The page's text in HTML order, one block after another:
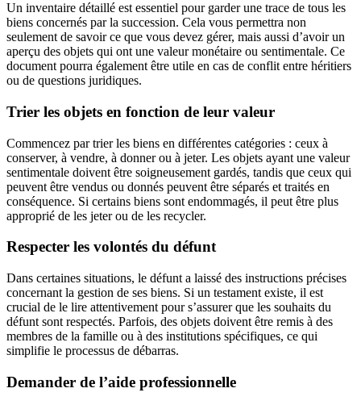
Un inventaire détaillé est essentiel pour garder une trace de tous les
biens concernés par la succession. Cela vous permettra non
seulement de savoir ce que vous devez gérer, mais aussi d’avoir un
aperçu des objets qui ont une valeur monétaire ou sentimentale. Ce
document pourra également être utile en cas de conflit entre héritiers
ou de questions juridiques.
Trier les objets en fonction de leur valeur
Commencez par trier les biens en différentes catégories : ceux à
conserver, à vendre, à donner ou à jeter. Les objets ayant une valeur
sentimentale doivent être soigneusement gardés, tandis que ceux qui
peuvent être vendus ou donnés peuvent être séparés et traités en
conséquence. Si certains biens sont endommagés, il peut être plus
approprié de les jeter ou de les recycler.
Respecter les volontés du défunt
Dans certaines situations, le défunt a laissé des instructions précises
concernant la gestion de ses biens. Si un testament existe, il est
crucial de le lire attentivement pour s’assurer que les souhaits du
défunt sont respectés. Parfois, des objets doivent être remis à des
membres de la famille ou à des institutions spécifiques, ce qui
simplifie le processus de débarras.
Demander de l’aide professionnelle